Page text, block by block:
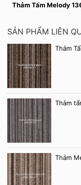
Thảm Tấm Melody
SẢN PHẨM LIÊN
Thảm
Thảm
Thảm